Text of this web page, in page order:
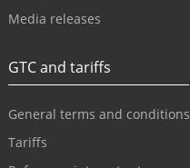
Media releases
GTC and tariffs
General terms and conditions
Tariffs